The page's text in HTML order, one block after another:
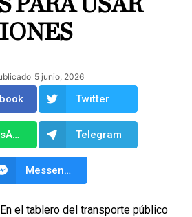
5 junio, 2026
Twitter
WhatsApp Telegram
Messenger
el tablero del transporte público